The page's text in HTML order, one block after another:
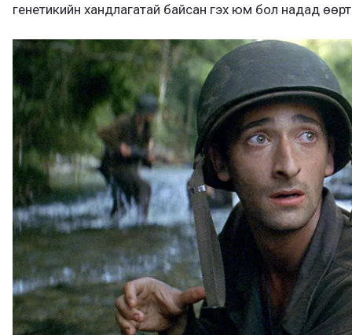
генетикийн хандлагатай байсан гэх юм бол надад өөрт